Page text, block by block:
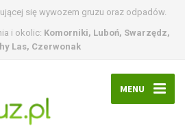
się wywozem gruzu oraz odpadów.
i okolic: Komorniki, Luboń, Swarzędz,
Las, Czerwonak
MENU